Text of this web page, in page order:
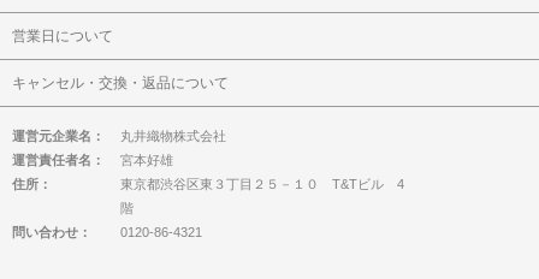
営業日について
キャンセル・交換・返品について
運営元企業名：
丸井織物株式会社
運営責任者名：
宮本好雄
住所：
東京都渋谷区東３丁目２５－１０ T&Tビル 4
階
問い合わせ：
0120-86-4321